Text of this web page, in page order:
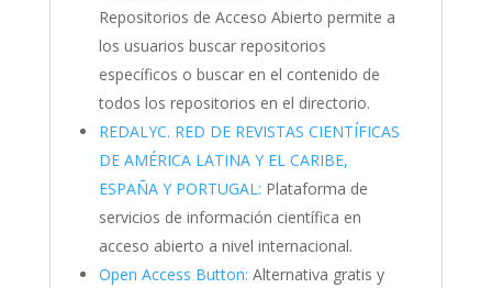
Repositorios de Acceso Abierto permite a
los usuarios buscar repositorios
específicos o buscar en el contenido de
todos los repositorios en el directorio.
REDALYC. RED DE REVISTAS CIENTÍFICAS
DE AMÉRICA LATINA Y EL CARIBE,
ESPAÑA Y PORTUGAL: Plataforma de
servicios de información científica en
acceso abierto a nivel internacional.
Open Access Button: Alternativa gratis y